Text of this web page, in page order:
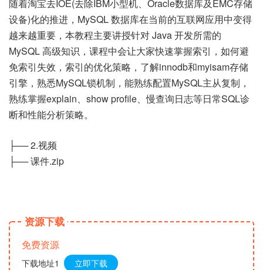
随着淘宝去IOE(去除IBM小型机、Oracle数据库及EMC存储
设备)化的推进，MySQL 数据库在当前的互联网应用中变得
越来越重要，本教程主要讲授针对 Java 开发所需的
MySQL 高级知识，课程中会让大家快速掌握索引，如何避
免索引失效，索引的优化策略，了解innodb和myisam存储
引擎，熟悉MySQL锁机制，能熟练配置MySQL主从复制，
熟练掌握explain、show profile、慢查询日志等日常SQL诊
断和性能分析策略。
├── 2.视频
├── 课件.zip
资源下载
免费资源
下载地址1 立即下载